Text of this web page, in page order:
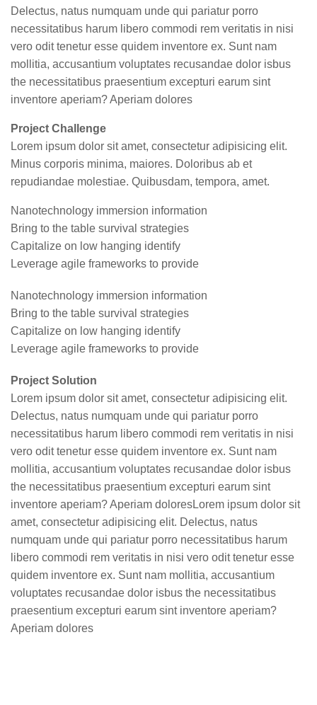
Delectus, natus numquam unde qui pariatur porro
necessitatibus harum libero commodi rem veritatis in nisi
vero odit tenetur esse quidem inventore ex. Sunt nam
mollitia, accusantium voluptates recusandae dolor isbus
the necessitatibus praesentium excepturi earum sint
inventore aperiam? Aperiam dolores
Project Challenge
Lorem ipsum dolor sit amet, consectetur adipisicing elit.
Minus corporis minima, maiores. Doloribus ab et
repudiandae molestiae. Quibusdam, tempora, amet.
Nanotechnology immersion information
Bring to the table survival strategies
Capitalize on low hanging identify
Leverage agile frameworks to provide
Nanotechnology immersion information
Bring to the table survival strategies
Capitalize on low hanging identify
Leverage agile frameworks to provide
Project Solution
Lorem ipsum dolor sit amet, consectetur adipisicing elit.
Delectus, natus numquam unde qui pariatur porro
necessitatibus harum libero commodi rem veritatis in nisi
vero odit tenetur esse quidem inventore ex. Sunt nam
mollitia, accusantium voluptates recusandae dolor isbus
the necessitatibus praesentium excepturi earum sint
inventore aperiam? Aperiam doloresLorem ipsum dolor sit
amet, consectetur adipisicing elit. Delectus, natus
numquam unde qui pariatur porro necessitatibus harum
libero commodi rem veritatis in nisi vero odit tenetur esse
quidem inventore ex. Sunt nam mollitia, accusantium
voluptates recusandae dolor isbus the necessitatibus
praesentium excepturi earum sint inventore aperiam?
Aperiam dolores